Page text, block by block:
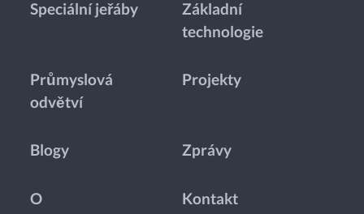
Speciální jeřáby
Základní
technologie
Průmyslová
odvětví
Projekty
Blogy Zprávy
O Kontakt